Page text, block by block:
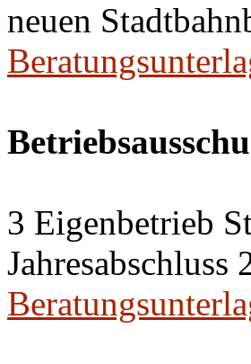
neuen
3 Eigenbetrieb
Jahresabschluss